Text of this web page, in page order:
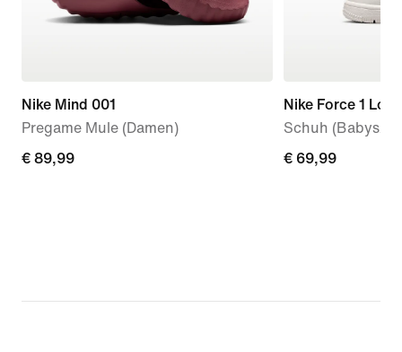
Nike Mind 001
Pregame Mule (Damen)
€ 89,99
€ 89,99
Nike Force 1 Low
Schuh (Babys/
€ 69,99
€ 69,99